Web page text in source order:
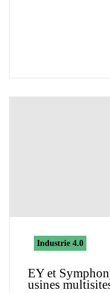
Industrie 4.0
EY et
usines